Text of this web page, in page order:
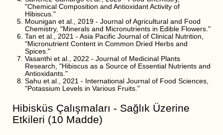
"Chemical Composition and Antioxidant Activity of
Hibiscus."
Mounigan et al., 2019 - Journal of Agricultural and Food
Chemistry, "Minerals and Micronutrients in Edible Flowers."
Tan et al., 2021 - Asia Pacific Journal of Clinical Nutrition,
"Micronutrient Content in Common Dried Herbs and
Spices."
Vasanthi et al., 2022 - Journal of Medicinal Plants
Research, "Hibiscus as a Source of Essential Nutrients and
Antioxidants."
Sahu et al., 2021 - International Journal of Food Sciences,
"Potassium Levels in Various Fruits."
Hibisküs Çalışmaları - Sağlık Üzerine
Etkileri (10 Madde)